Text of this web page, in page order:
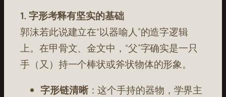
1. 字形考释有坚实的基础
郭沫若此说建立在“以器喻人”的造字逻辑
上。在甲骨文、金文中，“父”字确实是一只
手（又）持一个棒状或斧状物体的形象。
字形链清晰：这个手持的器物，学界主